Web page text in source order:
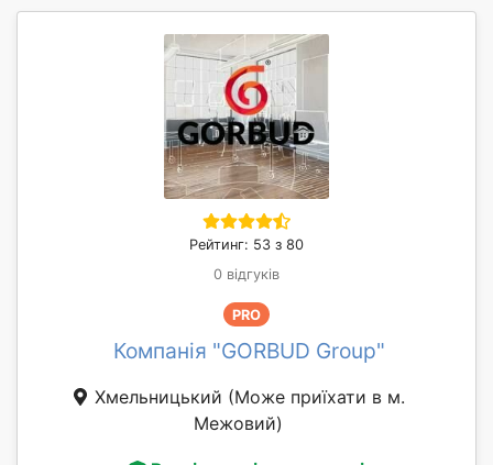
Рейтинг: 53 з 80
0 відгуків
PRO
Компанія "GORBUD Group"
Хмельницький (Може приїхати в м.
Межовий)